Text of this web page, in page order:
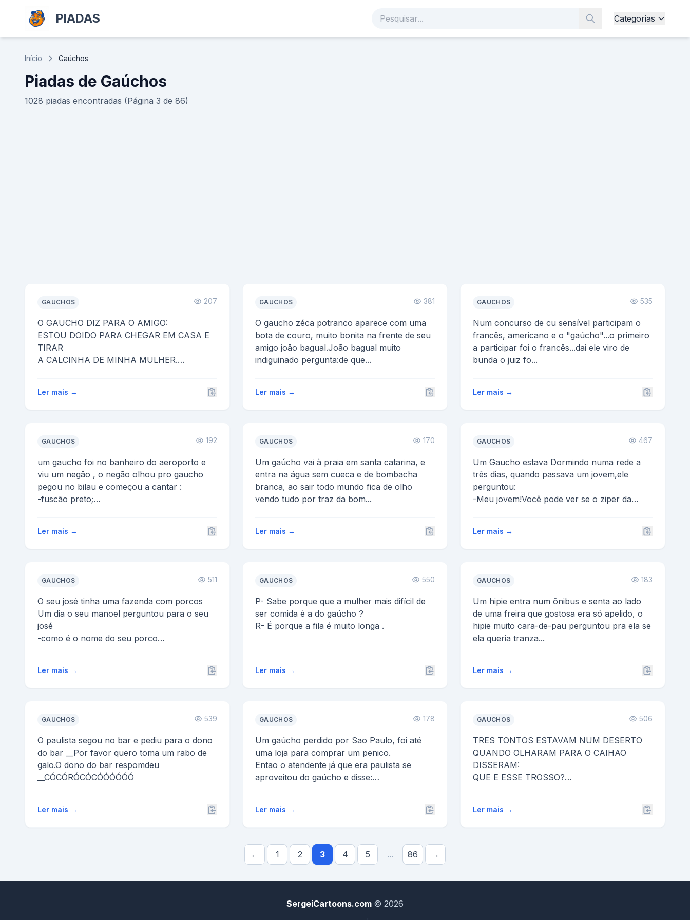
PIADAS Categorias
Início Gaúchos
Piadas de Gaúchos
1028 piadas encontradas (Página 3 de 86)
GAUCHOS 207
O GAUCHO DIZ PARA O AMIGO:
ESTOU DOIDO PARA CHEGAR EM CASA E
TIRAR
A CALCINHA DE MINHA MULHER.
Ler mais →
GAUCHOS 381
O gaucho zéca potranco aparece com uma
bota de couro, muito bonita na frente de seu
amigo joão bagual.João bagual muito
indiguinado pergunta:de que...
Ler mais →
GAUCHOS 535
Num concurso de cu sensível participam o
francês, americano e o "gaúcho"...o primeiro
a participar foi o francês...dai ele viro de
bunda o juiz fo...
Ler mais →
GAUCHOS 192
um gaucho foi no banheiro do aeroporto e
viu um negão , o negão olhou pro gaucho
pegou no bilau e começou a cantar :
-fuscão preto;
Ler mais →
GAUCHOS 170
Um gaúcho vai à praia em santa catarina, e
entra na água sem cueca e de bombacha
branca, ao sair todo mundo fica de olho
vendo tudo por traz da bom...
Ler mais →
GAUCHOS 467
Um Gaucho estava Dormindo numa rede a
três dias, quando passava um jovem,ele
perguntou:
-Meu jovem!Você pode ver se o ziper da
Ler mais →
GAUCHOS 511
O seu josé tinha uma fazenda com porcos
Um dia o seu manoel perguntou para o seu
josé
-como é o nome do seu porco
Ler mais →
GAUCHOS 550
P- Sabe porque que a mulher mais difícil de
ser comida é a do gaúcho ?
R- É porque a fila é muito longa .
Ler mais →
GAUCHOS 183
Um hipie entra num ônibus e senta ao lado
de uma freira que gostosa era só apelido, o
hipie muito cara-de-pau perguntou pra ela se
ela queria tranza...
Ler mais →
GAUCHOS 539
O paulista segou no bar e pediu para o dono
do bar __Por favor quero toma um rabo de
galo.O dono do bar respomdeu
__CÓCÓRÓCÓCÓÓÓÓÓÓ
Ler mais →
GAUCHOS 178
Um gaúcho perdido por Sao Paulo, foi até
uma loja para comprar um penico.
Entao o atendente já que era paulista se
aproveitou do gaúcho e disse:
Ler mais →
GAUCHOS 506
TRES TONTOS ESTAVAM NUM DESERTO
QUANDO OLHARAM PARA O CAIHAO
DISSERAM:
QUE E ESSE TROSSO?
A MERDA TOSTO!
Ler mais →
← 1 2 3 4 5 ... 86 →
SergeiCartoons.com © 2026